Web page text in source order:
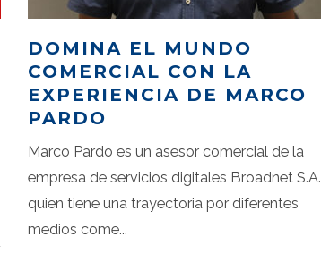
DOMINA EL MUNDO
COMERCIAL CON LA
EXPERIENCIA DE MARCO
PARDO
Marco Pardo es un asesor comercial de la
empresa de servicios digitales Broadnet S.A.
quien tiene una trayectoria por diferentes
medios come...